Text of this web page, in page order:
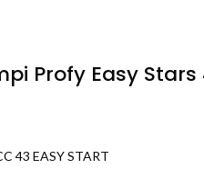
Profy Easy Stars
43 EASY START